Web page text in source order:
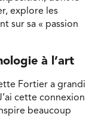
explore les
sur sa « passion
à l’art
Fortier a grandi
cette connexion
beaucoup